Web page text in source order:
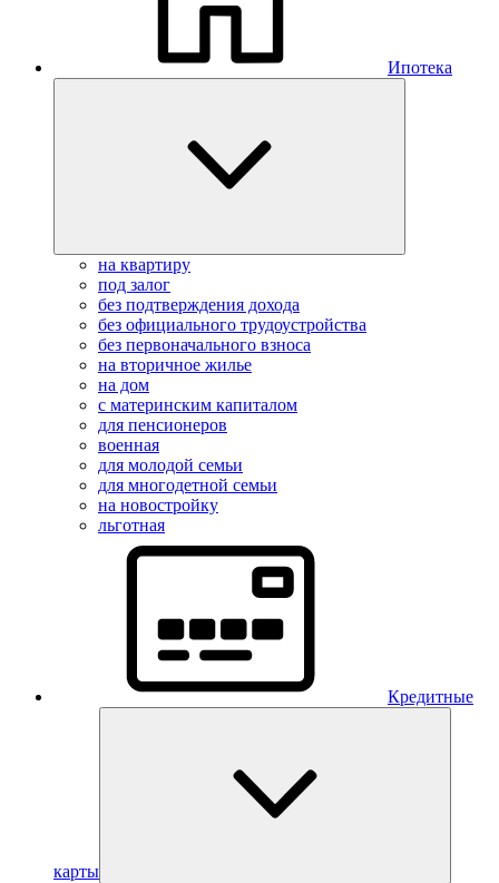
Ипотека
на квартиру
под залог
без подтверждения дохода
без официального трудоустройства
без первоначального взноса
на вторичное жилье
на дом
с материнским капиталом
для пенсионеров
военная
для молодой семьи
для многодетной семьи
на новостройку
льготная
Кредитные
карты